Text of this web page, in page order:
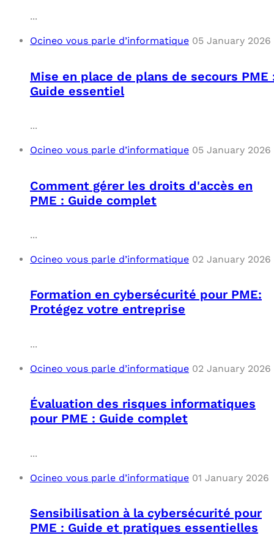
...
Ocineo vous parle d’informatique 05 January 2026
Mise en place de plans de secours PME
Guide essentiel
...
Ocineo vous parle d’informatique 05 January 2026
Comment gérer les droits d'accès en
PME : Guide complet
...
Ocineo vous parle d’informatique 02 January 2026
Formation en cybersécurité pour PME:
Protégez votre entreprise
...
Ocineo vous parle d’informatique 02 January 2026
Évaluation des risques informatiques
pour PME : Guide complet
...
Ocineo vous parle d’informatique 01 January 2026
Sensibilisation à la cybersécurité pour
PME : Guide et pratiques essentielles